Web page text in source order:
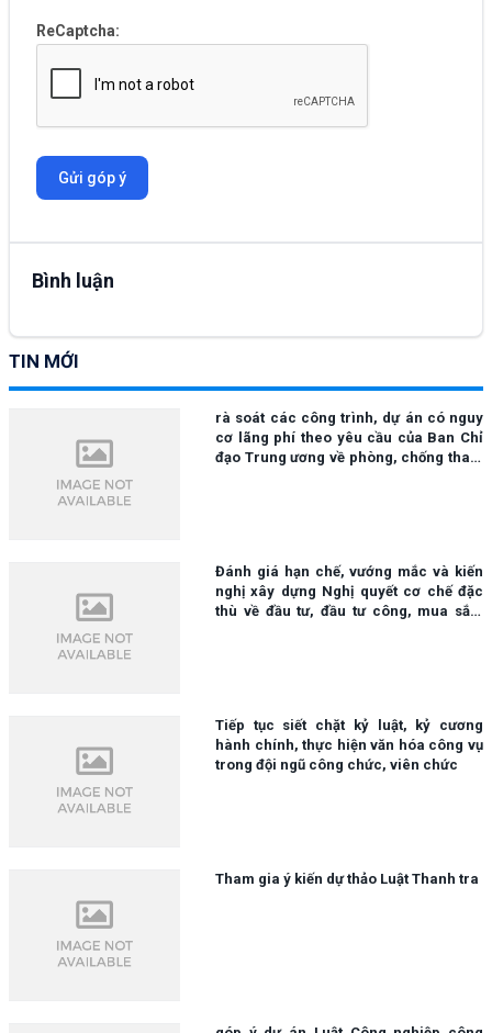
ReCaptcha:
Gửi góp ý
Bình luận
TIN MỚI
rà soát các công trình, dự án có nguy
cơ lãng phí theo yêu cầu của Ban Chỉ
đạo Trung ương về phòng, chống tham
Đánh giá hạn chế, vướng mắc và kiến
nghị xây dựng Nghị quyết cơ chế đặc
thù về đầu tư, đầu tư công, mua sắm
Tiếp tục siết chặt kỷ luật, kỷ cương
hành chính, thực hiện văn hóa công vụ
trong đội ngũ công chức, viên chức
Tham gia ý kiến dự thảo Luật Thanh tra